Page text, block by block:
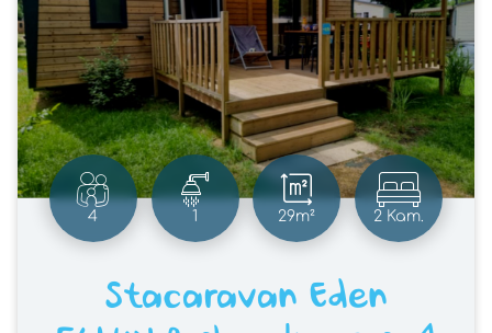
4 1 29m² 2 Kam.
Stacaravan Eden